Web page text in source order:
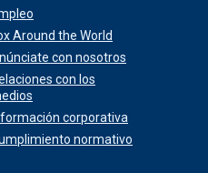
Around the World
con nosotros
con los
corporativa
normativo